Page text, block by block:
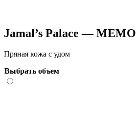
Jamal’s Palace — MEMO
Пряная кожа с удом
Выбрать объем